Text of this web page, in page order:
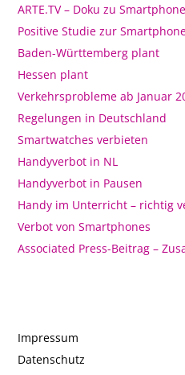
ARTE.TV – Doku zu
Positive Studie zur
Baden-Württemberg plant
Hessen plant
Verkehrsprobleme ab Januar
Regelungen in Deutschland
Smartwatches verbieten
Handyverbot in NL
Handyverbot in Pausen
Handy im Unterricht – richtig
Verbot von Smartphones
Associated Press-Beitrag –
Impressum
Datenschutz